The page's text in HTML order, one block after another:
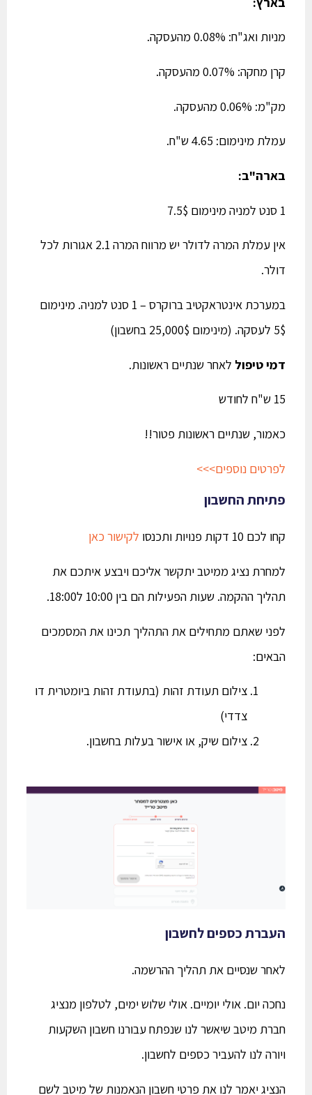
מניות ואג"ח: 0.08% מהעסקה.
קרן מחקה: 0.07% מהעסקה.
מק"מ: 0.06% מהעסקה.
עמלת מינימום: 4.65 ש"ח.
בארה"ב:
אין עמלת המרה לדולר יש מרווח המרה 2.1 אגורות לכל
דולר.
במערכת אינטראקטיב ברוקרס – 1 סנט למניה. מינימום
5$ לעסקה. (מינימום 25,000$ בחשבון)
דמי טיפוללאחר שנתיים ראשונות.
15 ש"ח לחודש
כאמור, שנתיים ראשונות פטור!!
לפרטים נוספים>>>
פתיחת החשבון
קחו לכם 10 דקות פנויות ותכנסו לקישור כאן
למחרת נציג ממיטביתקשר אליכם ויבצע איתכם את
תהליך ההקמה. שעות הפעילות הם בין 10:00 ל18:00.
לפני שאתם מתחילים את התהליך תכינו את המסמכים
הבאים:
צילום תעודת זהות (בתעודת זהות ביומטרית דו
צדדי)
צילום שיק, או אישור בעלות בחשבון.
העברת כספים לחשבון
לאחר שנסיים את תהליך ההרשמה.
נחכה יום. אולי יומיים. אולי שלוש ימים, לטלפון מנציג
חברת מיטב שיאשר לנו שנפתח עבורנו חשבון השקעות
ויורה לנו להעביר כספים לחשבון.
הנציג יאמר לנו אתפרטי חשבוןהנאמנות של מיטב לשם